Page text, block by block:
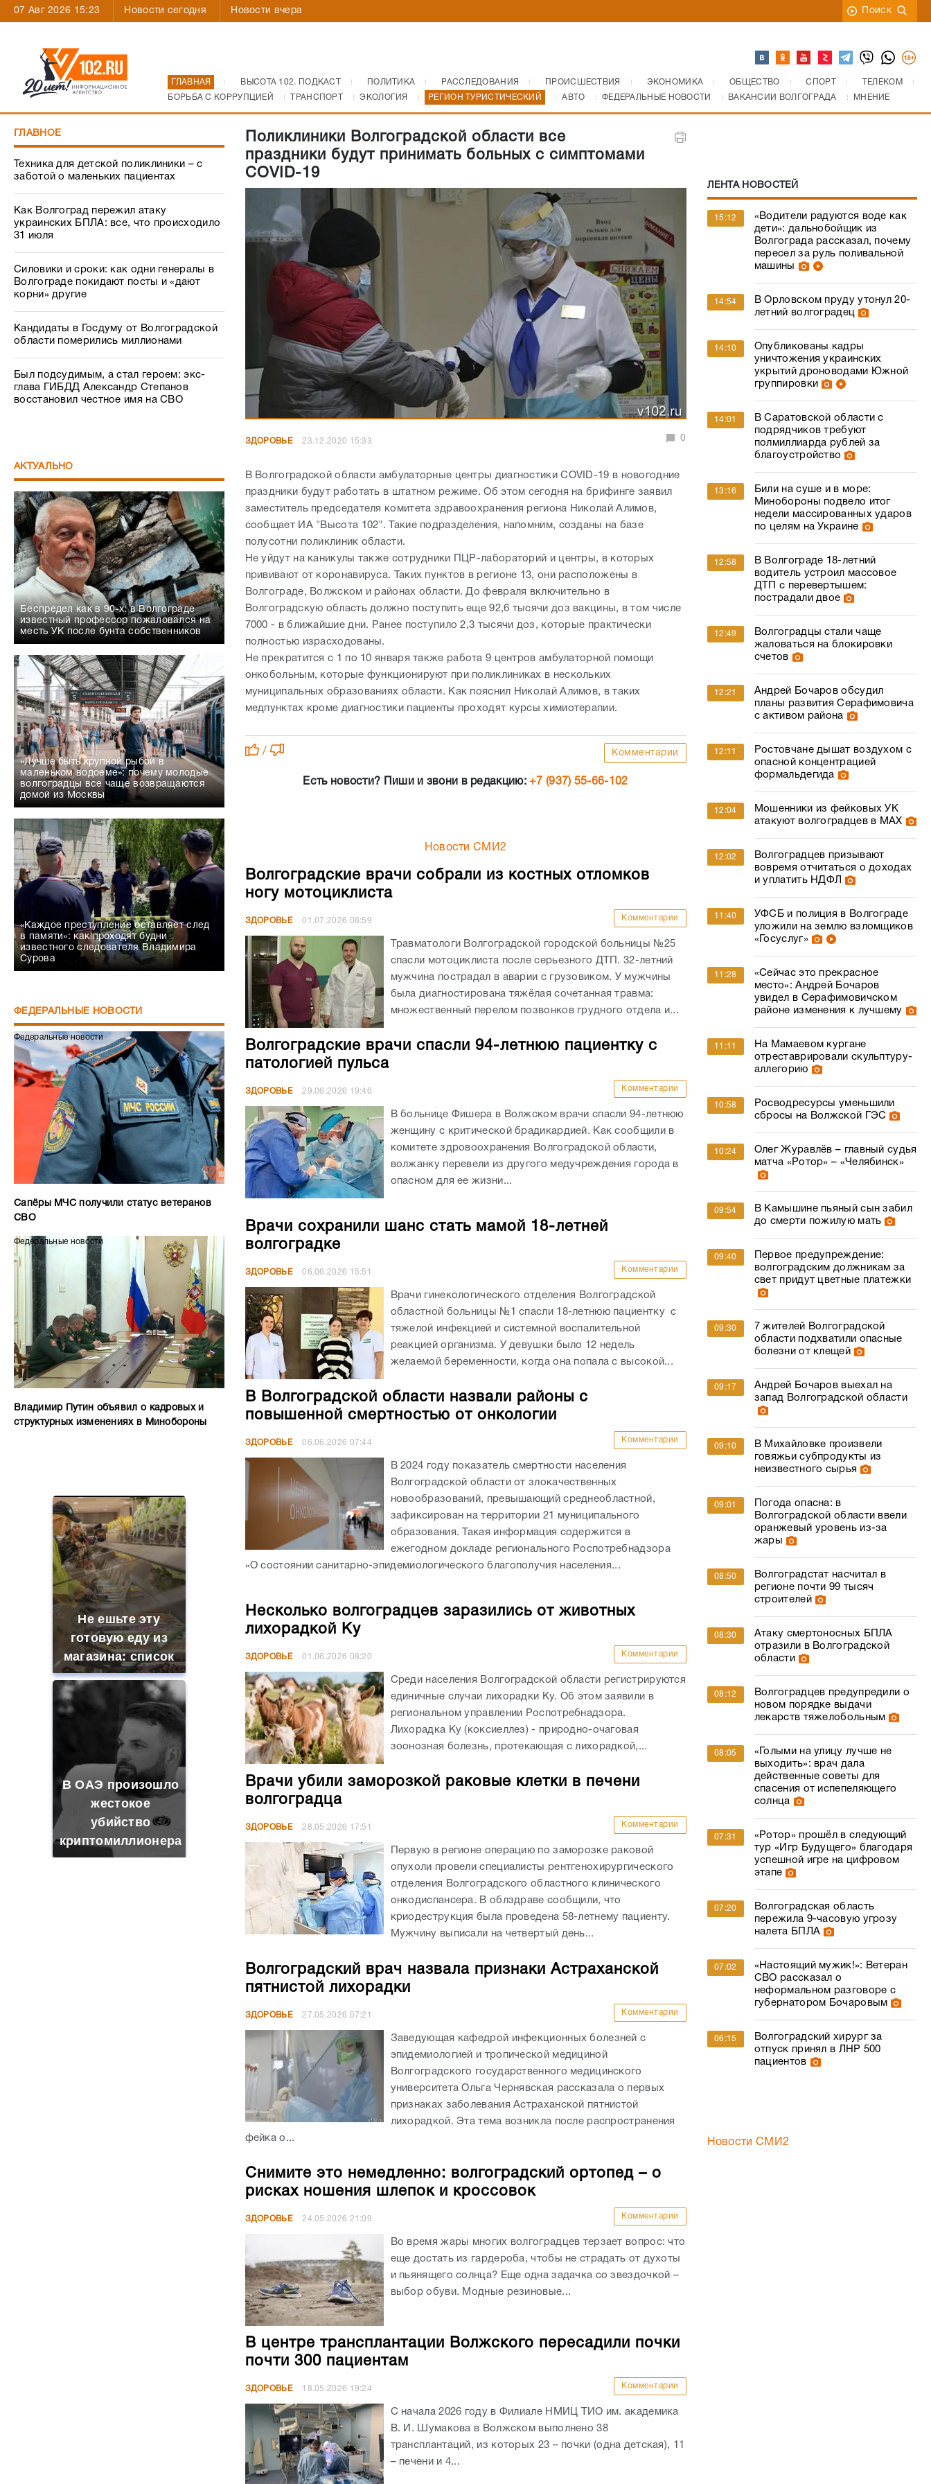
07 Авг 2026 15:23 Новости сегодня Новости вчера Поиск
ГЛАВНАЯ ВЫСОТА 102. ПОДКАСТ ПОЛИТИКА РАССЛЕДОВАНИЯ ПРОИСШЕСТВИЯ ЭКОНОМИКА ОБЩЕСТВО СПОРТ
ТЕЛЕКОМ
БОРЬБА С КОРРУПЦИЕЙ
ТРАНСПОРТ ЭКОЛОГИЯ РЕГИОН ТУРИСТИЧЕСКИЙ АВТО ФЕДЕРАЛЬНЫЕ НОВОСТИ ВАКАНСИИ ВОЛГОГРАДА МНЕНИЕ
ГЛАВНОЕ
Техника для детской поликлиники – с
заботой о маленьких пациентах
Как Волгоград пережил атаку
украинских БПЛА: все, что происходило
31 июля
Силовики и сроки: как одни генералы в
Волгограде покидают посты и «дают
корни» другие
Кандидаты в Госдуму от Волгоградской
области померились миллионами
Был подсудимым, а стал героем: экс-
глава ГИБДД Александр Степанов
восстановил честное имя на СВО
АКТУАЛЬНО
Беспредел как в 90-х: в Волгограде
известный профессор пожаловался на
месть УК после бунта собственников
«Лучше быть крупной рыбой в
маленьком водоеме»: почему молодые
волгоградцы все чаще возвращаются
домой из Москвы
«Каждое преступление оставляет след
в памяти»: как проходят будни
известного следователя Владимира
Сурова
ФЕДЕРАЛЬНЫЕ НОВОСТИ
Федеральные новости
Сапёры МЧС получили статус ветеранов
СВО
Федеральные новости
Владимир Путин объявил о кадровых и
структурных изменениях в Минобороны
Не ешьте эту
готовую еду из
магазина: список
В ОАЭ произошло
жестокое
убийство
криптомиллионера
Поликлиники Волгоградской области все
праздники будут принимать больных с симптомами
COVID-19
ЗДОРОВЬЕ 23.12.2020 15:33 0
В Волгоградской области амбулаторные центры диагностики COVID-19 в новогодние
праздники будут работать в штатном режиме. Об этом сегодня на брифинге заявил
заместитель председателя комитета здравоохранения региона Николай Алимов,
сообщает ИА "Высота 102". Такие подразделения, напомним, созданы на базе
полусотни поликлиник области.
Не уйдут на каникулы также сотрудники ПЦР-лабораторий и центры, в которых
прививают от коронавируса. Таких пунктов в регионе 13, они расположены в
Волгограде, Волжском и районах области. До февраля включительно в
Волгоградскую область должно поступить еще 92,6 тысячи доз вакцины, в том числе
7000 - в ближайшие дни. Ранее поступило 2,3 тысячи доз, которые практически
полностью израсходованы.
Не прекратится с 1 по 10 января также работа 9 центров амбулаторной помощи
онкобольным, которые функционируют при поликлиниках в нескольких
муниципальных образованиях области. Как пояснил Николай Алимов, в таких
медпунктах кроме диагностики пациенты проходят курсы химиотерапии.
/ Комментарии
Есть новости? Пиши и звони в редакцию:+7 (937) 55-66-102
Новости СМИ2
Волгоградские врачи собрали из костных отломков
ногу мотоциклиста
ЗДОРОВЬЕ 01.07.2026 08:59 Комментарии
Травматологи Волгоградской городской больницы №25
спасли мотоциклиста после серьезного ДТП. 32-летний
мужчина пострадал в аварии с грузовиком. У мужчины
была диагностирована тяжёлая сочетанная травма:
множественный перелом позвонков грудного отдела и...
Волгоградские врачи спасли 94-летнюю пациентку с
патологией пульса
ЗДОРОВЬЕ 29.06.2026 19:46 Комментарии
В больнице Фишера в Волжском врачи спасли 94-летнюю
женщину с критической брадикардией. Как сообщили в
комитете здровоохранения Волгоградской области,
волжанку перевели из другого медучреждения города в
опасном для ее жизни...
Врачи сохранили шанс стать мамой 18-летней
волгоградке
ЗДОРОВЬЕ 06.06.2026 15:51 Комментарии
Врачи гинекологического отделения Волгоградской
областной больницы №1 спасли 18-летнюю пациентку с
тяжелой инфекцией и системной воспалительной
реакцией организма. У девушки было 12 недель
желаемой беременности, когда она попала с высокой...
В Волгоградской области назвали районы с
повышенной смертностью от онкологии
ЗДОРОВЬЕ 06.06.2026 07:44 Комментарии
В 2024 году показатель смертности населения
Волгоградской области от злокачественных
новообразований, превышающий среднеобластной,
зафиксирован на территории 21 муниципального
образования. Такая информация содержится в
ежегодном докладе регионального Роспотребнадзора
«О состоянии санитарно-эпидемиологического благополучия населения...
Несколько волгоградцев заразились от животных
лихорадкой Ку
ЗДОРОВЬЕ 01.06.2026 08:20 Комментарии
Среди населения Волгоградской области регистрируются
единичные случаи лихорадки Ку. Об этом заявили в
региональном управлении Роспотребнадзора.
Лихорадка Ку (коксиеллез) - природно-очаговая
зоонозная болезнь, протекающая с лихорадкой,...
Врачи убили заморозкой раковые клетки в печени
волгоградца
ЗДОРОВЬЕ 28.05.2026 17:51 Комментарии
Первую в регионе операцию по заморозке раковой
опухоли провели специалисты рентгенохирургического
отделения Волгоградского областного клинического
онкодиспансера. В облздраве сообщили, что
криодеструкция была проведена 58-летнему пациенту.
Мужчину выписали на четвертый день...
Волгоградский врач назвала признаки Астраханской
пятнистой лихорадки
ЗДОРОВЬЕ 27.05.2026 07:21 Комментарии
Заведующая кафедрой инфекционных болезней с
эпидемиологией и тропической медициной
Волгоградского государственного медицинского
университета Ольга Чернявская рассказала о первых
признаках заболевания Астраханской пятнистой
лихорадкой. Эта тема возникла после распространения
фейка о...
Снимите это немедленно: волгоградский ортопед – о
рисках ношения шлепок и кроссовок
ЗДОРОВЬЕ 24.05.2026 21:09 Комментарии
Во время жары многих волгоградцев терзает вопрос: что
еще достать из гардероба, чтобы не страдать от духоты
и пьянящего солнца? Еще одна задачка со звездочкой –
выбор обуви. Модные резиновые...
В центре трансплантации Волжского пересадили почки
почти 300 пациентам
ЗДОРОВЬЕ 18.05.2026 19:24 Комментарии
С начала 2026 году в Филиале НМИЦ ТИО им. академика
В. И. Шумакова в Волжском выполнено 38
трансплантаций, из которых 23 – почки (одна детская), 11
– печени и 4...
ЛЕНТА НОВОСТЕЙ
15:12
«Водители радуются воде как
дети»: дальнобойщик из
Волгограда рассказал, почему
пересел за руль поливальной
машины
14:54
В Орловском пруду утонул 20-
летний волгоградец
14:10
Опубликованы кадры
уничтожения украинских
укрытий дроноводами Южной
группировки
14:01
В Саратовской области с
подрядчиков требуют
полмиллиарда рублей за
благоустройство
13:16
Били на суше и в море:
Минобороны подвело итог
недели массированных ударов
по целям на Украине
12:58
В Волгограде 18-летний
водитель устроил массовое
ДТП с перевертышем:
пострадали двое
12:49
Волгоградцы стали чаще
жаловаться на блокировки
счетов
12:21
Андрей Бочаров обсудил
планы развития Серафимовича
с активом района
12:11
Ростовчане дышат воздухом с
опасной концентрацией
формальдегида
12:04
Мошенники из фейковых УК
атакуют волгоградцев в МАХ
12:02
Волгоградцев призывают
вовремя отчитаться о доходах
и уплатить НДФЛ
11:40
УФСБ и полиция в Волгограде
уложили на землю взломщиков
«Госуслуг»
11:28
«Сейчас это прекрасное
место»: Андрей Бочаров
увидел в Серафимовичском
районе изменения к лучшему
11:11
На Мамаевом кургане
отреставрировали скульптуру-
аллегорию
10:58
Росводресурсы уменьшили
сбросы на Волжской ГЭС
10:24
Олег Журавлёв – главный судья
матча «Ротор» – «Челябинск»
09:54
В Камышине пьяный сын забил
до смерти пожилую мать
09:40
Первое предупреждение:
волгоградским должникам за
свет придут цветные платежки
09:30
7 жителей Волгоградской
области подхватили опасные
болезни от клещей
09:17
Андрей Бочаров выехал на
запад Волгоградской области
09:10
В Михайловке произвели
говяжьи субпродукты из
неизвестного сырья
09:01
Погода опасна: в
Волгоградской области ввели
оранжевый уровень из-за
жары
08:50
Волгоградстат насчитал в
регионе почти 99 тысяч
строителей
08:30
Атаку смертоносных БПЛА
отразили в Волгоградской
области
08:12
Волгоградцев предупредили о
новом порядке выдачи
лекарств тяжелобольным
08:05
«Голыми на улицу лучше не
выходить»: врач дала
действенные советы для
спасения от испепеляющего
солнца
07:31
«Ротор» прошёл в следующий
тур «Игр Будущего» благодаря
успешной игре на цифровом
этапе
07:20
Волгоградская область
пережила 9-часовую угрозу
налета БПЛА
07:02
«Настоящий мужик!»: Ветеран
СВО рассказал о
неформальном разговоре с
губернатором Бочаровым
06:15
Волгоградский хирург за
отпуск принял в ЛНР 500
пациентов
Новости СМИ2